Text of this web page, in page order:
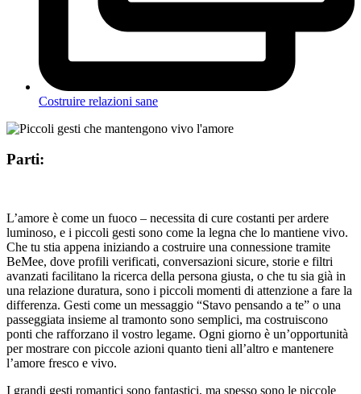
Costruire relazioni sane
Parti:
L’amore è come un fuoco – necessita di cure costanti per ardere
luminoso, e i piccoli gesti sono come la legna che lo mantiene vivo.
Che tu stia appena iniziando a costruire una connessione tramite
BeMee, dove profili verificati, conversazioni sicure, storie e filtri
avanzati facilitano la ricerca della persona giusta, o che tu sia già in
una relazione duratura, sono i piccoli momenti di attenzione a fare la
differenza. Gesti come un messaggio “Stavo pensando a te” o una
passeggiata insieme al tramonto sono semplici, ma costruiscono
ponti che rafforzano il vostro legame. Ogni giorno è un’opportunità
per mostrare con piccole azioni quanto tieni all’altro e mantenere
l’amore fresco e vivo.
I grandi gesti romantici sono fantastici, ma spesso sono le piccole